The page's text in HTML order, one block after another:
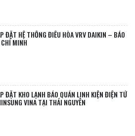
ĐẶT HỆ THỐNG ĐIỀU HÒA VRV DAIKIN – BẢO
MINH
ĐẶT KHO LẠNH BẢO QUẢN LINH KIỆN ĐIỆN TỬ
VINA TẠI THÁI NGUYÊN